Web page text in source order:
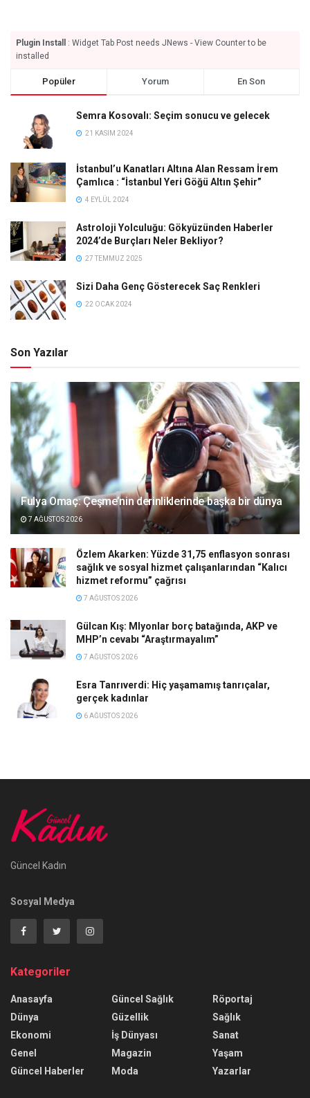
Plugin Install
: Widget Tab Post needs JNews - View Counter to be
installed
Popüler Yorum En Son
Semra Kosovalı: Seçim sonucu ve gelecek
21 KASIM 2024
İstanbul’u Kanatları Altına Alan Ressam İrem
Çamlıca : “İstanbul Yeri Göğü Altın Şehir”
4 EYLÜL 2024
Astroloji Yolculuğu: Gökyüzünden Haberler
2024’de Burçları Neler Bekliyor?
27 TEMMUZ 2025
Sizi Daha Genç Gösterecek Saç Renkleri
22 OCAK 2024
Son Yazılar
Fulya Omaç: Çeşme’nin derinliklerinde başka bir dünya
7 AĞUSTOS 2026
Özlem Akarken: Yüzde 31,75 enflasyon sonrası
sağlık ve sosyal hizmet çalışanlarından “Kalıcı
hizmet reformu” çağrısı
7 AĞUSTOS 2026
Gülcan Kış: Mlyonlar borç batağında, AKP ve
MHP’n cevabı “Araştırmayalım”
7 AĞUSTOS 2026
Esra Tanrıverdi: Hiç yaşamamış tanrıçalar,
gerçek kadınlar
6 AĞUSTOS 2026
Güncel Kadın
Sosyal Medya
Kategoriler
Anasayfa
Dünya
Ekonomi
Genel
Güncel Haberler
Güncel Sağlık
Güzellik
İş Dünyası
Magazin
Moda
Röportaj
Sağlık
Sanat
Yaşam
Yazarlar